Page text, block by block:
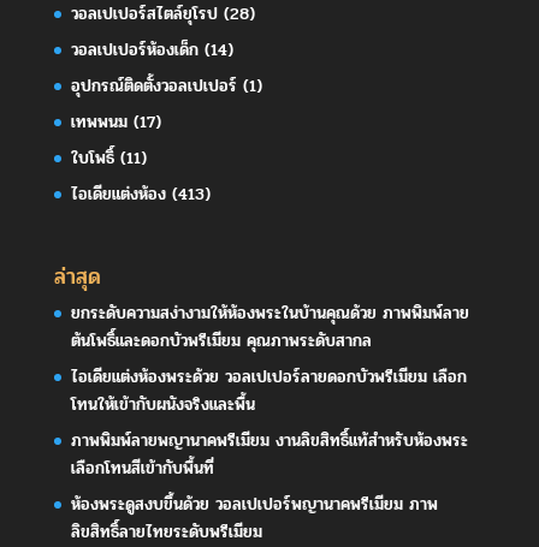
วอลเปเปอร์สไตล์ยุโรป(28)
วอลเปเปอร์ห้องเด็ก(14)
อุปกรณ์ติดตั้งวอลเปเปอร์ (1)
เทพพนม(17)
ใบโพธิ์(11)
ไอเดียแต่งห้อง(413)
ล่าสุด
ยกระดับความสง่างามให้ห้องพระในบ้านคุณด้วย ภาพพิมพ์ลาย
ต้นโพธิ์และดอกบัวพรีเมียม คุณภาพระดับสากล
ไอเดียแต่งห้องพระด้วย วอลเปเปอร์ลายดอกบัวพรีเมียม เลือก
โทนให้เข้ากับผนังจริงและพื้น
ภาพพิมพ์ลายพญานาคพรีเมียม งานลิขสิทธิ์แท้สำหรับห้องพระ
เลือกโทนสีเข้ากับพื้นที่
ห้องพระดูสงบขึ้นด้วย วอลเปเปอร์พญานาคพรีเมียม ภาพ
ลิขสิทธิ์ลายไทยระดับพรีเมียม